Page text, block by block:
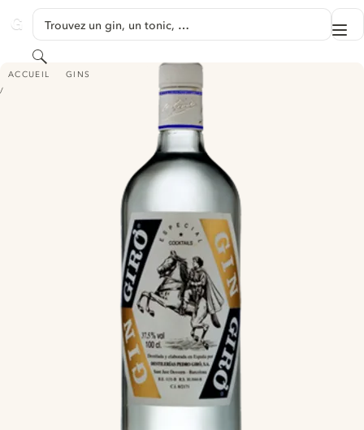
GINVENTORY
Trouvez un gin, un tonic, …
Rechercher
ACCUEIL GINS
GIN GIRÓ